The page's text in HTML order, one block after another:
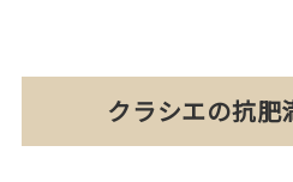
クラシエの抗肥